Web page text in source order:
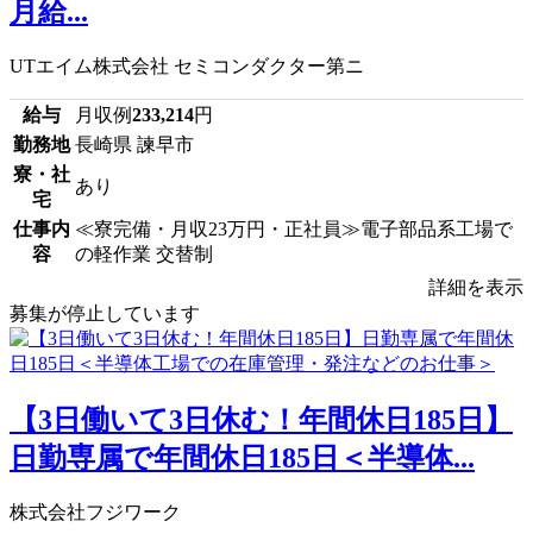
月給...
UTエイム株式会社 セミコンダクター第ニ
給与 月収例233,214円
勤務地 長崎県 諫早市
寮・社
宅
あり
仕事内
容
≪寮完備・月収23万円・正社員≫電子部品系工場で
の軽作業 交替制
詳細を表示
募集が停止しています
【3日働いて3日休む！年間休日185日】
日勤専属で年間休日185日＜半導体...
株式会社フジワーク